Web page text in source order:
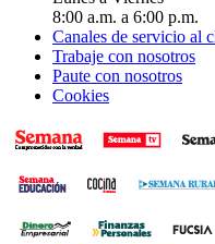
8:00 a.m. a 6:00 p.m.
Canales de servicio al
Trabaje con nosotros
Paute con nosotros
Cookies